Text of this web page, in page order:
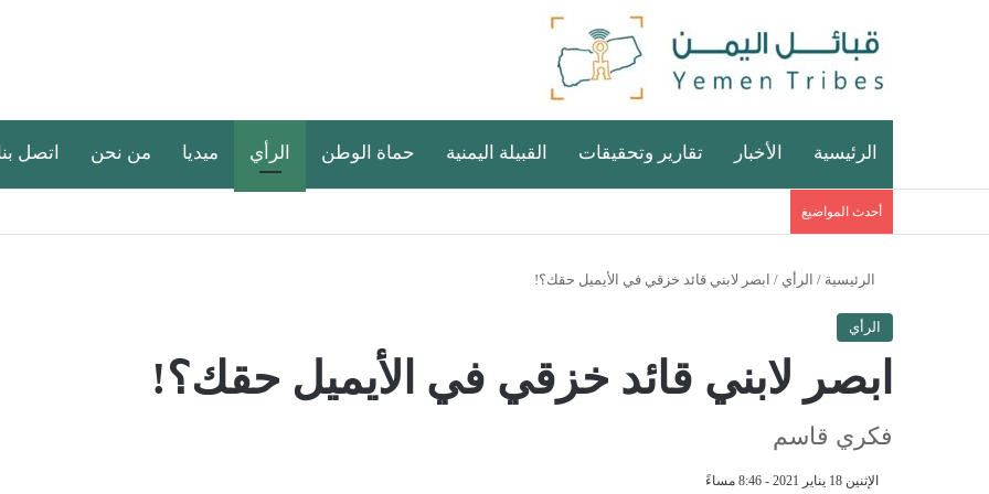
الرئيسية الأخبار تقارير وتحقيقات القبيلة اليمنية حماة الوطن الرأي ميديا من نحن اتصل
أحدث المواضيغ
الرئيسية / الرأي / ابصر لابني قائد خزقي في الأيميل حقك؟!
الرأي
ابصر لابني قائد خزقي في الأيميل حقك؟!
فكري قاسم
الإثنين 18 يناير 2021 - 8:46 مساءً